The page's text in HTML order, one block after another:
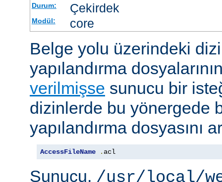
Durum: Çekirdek
Modül: core
Belge yolu üzerindeki
yapılandırma
verilmişse sunucu bir
dizinlerde bu yönergede
yapılandırma dosyasını
AccessFileName . acl
Sunucu, /usr/local/